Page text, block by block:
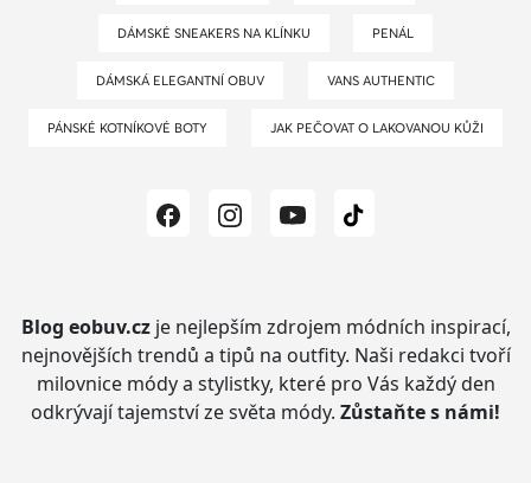
DÁMSKÉ SNEAKERS NA KLÍNKU PENÁL
DÁMSKÁ ELEGANTNÍ OBUV VANS AUTHENTIC
PÁNSKÉ KOTNÍKOVÉ BOTY JAK PEČOVAT O LAKOVANOU KŮŽI
Blog eobuv.czje nejlepším zdrojem módních inspirací,
nejnovějších trendů a tipů na outfity. Naši redakci tvoří
milovnice módy a stylistky, které pro Vás každý den
odkrývají tajemství ze světa módy. Zůstaňte s námi!